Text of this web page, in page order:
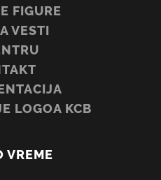
FIGURE
VESTI
LOGOA KCB
VREME